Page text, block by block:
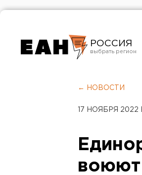
РОССИЯ
Челябинск
← НОВОСТИ
17 НОЯБРЯ 2022
воюют